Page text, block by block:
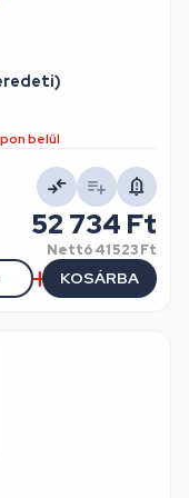
belül
52 734 Ft
Nettó41 523 Ft
KOSÁRBA